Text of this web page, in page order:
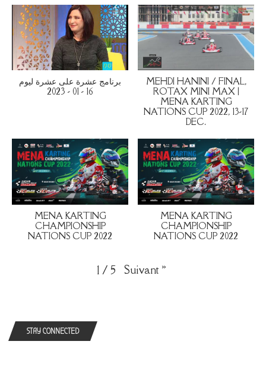
برنامج عشرة على عشرة ليوم
16 - 01 - 2023
MEHDI HANINI / FINAL,
ROTAX MINI MAX |
MENA KARTING
NATIONS CUP 2022, 13-17
DEC.
MENA KARTING
CHAMPIONSHIP
NATIONS CUP 2022
MENA KARTING
CHAMPIONSHIP
NATIONS CUP 2022
1 / 5 Suivant »
STAY CONNECTED